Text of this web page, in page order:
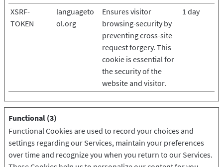
XSRF-
TOKEN
languageto
ol.org
Ensures visitor
browsing-security by
preventing cross-site
request forgery. This
cookie is essential for
the security of the
website and visitor.
1 day
Functional (3)
Functional Cookies are used to record your choices and
settings regarding our Services, maintain your preferences
over time and recognize you when you return to our Services.